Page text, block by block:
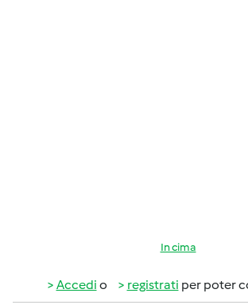
In cima
Accedi o registrati per poter